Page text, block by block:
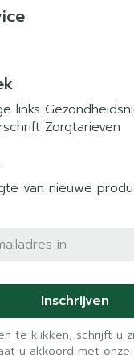
links
Zorgtarieven
van nieuwe
Inschrijven
te klikken, schrijft u
u akkoord met onze